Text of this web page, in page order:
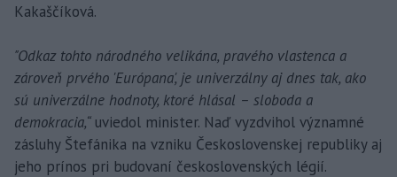
Kakaščíková.
"Odkaz tohto národného velikána, pravého vlastenca a
zároveň prvého 'Európana', je univerzálny aj dnes tak, ako
sú univerzálne hodnoty, ktoré hlásal – sloboda a
demokracia,“ uviedol minister. Naď vyzdvihol významné
zásluhy Štefánika na vzniku Československej republiky aj
jeho prínos pri budovaní československých légií.